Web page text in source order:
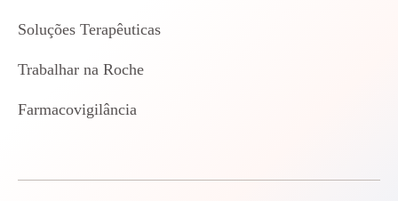
Soluções Terapêuticas
Trabalhar na Roche
Farmacovigilância